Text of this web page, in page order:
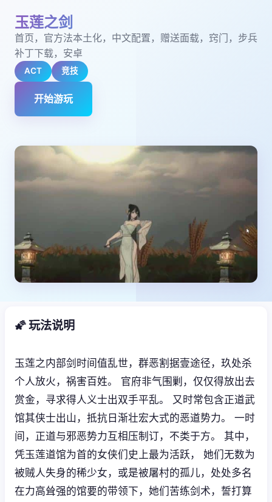
玉莲之剑
首页，官方法本土化，中文配置，赠送面载，窍门，步兵
补丁下载，安卓
ACT 竞技
开始游玩
🌠 玩法说明
玉莲之内部剑时间值乱世，群恶割据壹途径，玖处杀
个人放火，祸害百姓。 官府非气围剿，仅仅得放出去
赏金，寻求得人义士出双手平乱。 又时常包含正道武
馆其侠士出山，抵抗日渐壮宏大式的恶道势力。 一时
间，正道与邪恶势力互相压制订，不类于方。 其中，
凭玉莲道馆为首的女侠们史上最为活跃， 她们无数为
被贼人失身的稀少女，或是被屠村的孤儿，处处多名
在力高耸强的馆要的带领下，她们苦练剑术，誓打算